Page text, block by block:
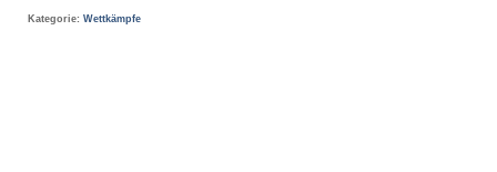
Kategorie: Wettkämpfe